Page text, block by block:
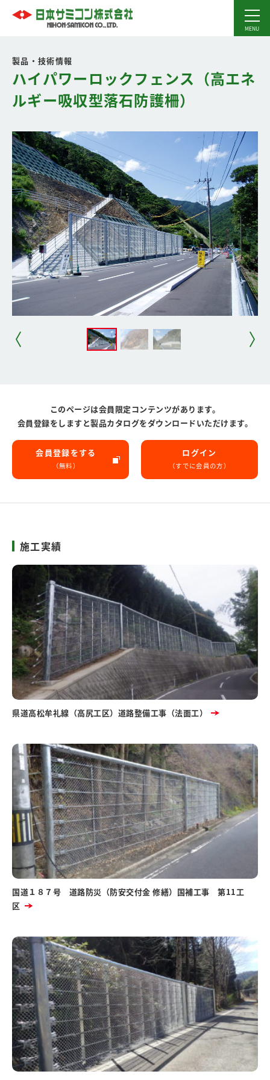
製品・技術情報
ハイパワーロックフェンス（高エネ
ルギー吸収型落石防護柵）
このページは会員限定コンテンツがあります。
会員登録をしますと製品カタログをダウンロードいただけます。
会員登録をする
（無料）
ログイン
（すでに会員の方）
施工実績
県道高松牟礼線（高尻工区）道路整備工事（法面工）
国道１８７号 道路防災（防安交付金 修繕）国補工事 第11工
区